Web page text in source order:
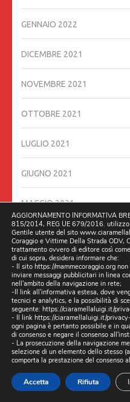
GENNAIO 2022
DICEMBRE 2021
NOVEMBRE 2021
OTTOBRE 2021
LUGLIO 2021
GIUGNO 2021
MAGGIO 2021
APRILE 2021
MARZO 2021
FEBBRAIO 2021
GENNAIO 2021
DICEMBRE 2020
NOVEMBRE 2020
AGGIORNAMENTO INFORMATIVA
815/2014, REG UE 679/2016. utilizzo
Gentile utente del sito
Coraggio e Vittime Della Strada ODV,
trattamento ovvero di editore così
di cui sopra, desidera informare che:
- Il sito https://mammecoraggio.org
inviare messaggi pubblicitari in linea
nell'ambito della navigazione in rete;
-Il link all'informativa estesa, dove
tecnici e analytics, e la possibilità di
seguente: https://ciaramellaluigi.it/
- Il link https://ciaramellaluigi.it/
ogni pagina è pertanto possibile e in
di consenso e negare il consenso
- La prosecuzione della navigazione
selezione di un elemento dello stesso
comporta la prestazione del consenso
Accetta Rifiuta